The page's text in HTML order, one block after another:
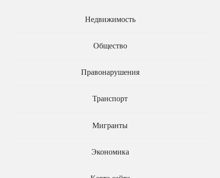
В России появится новый
возрождении вокального
Недвижимость
Общество
Правонарушения
Транспорт
Мигранты
Экономика